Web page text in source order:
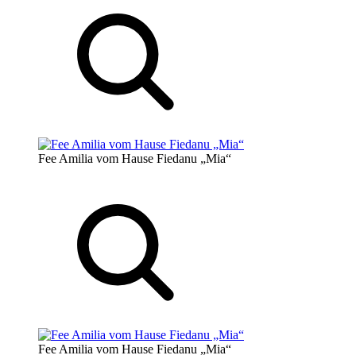
Fee Amilia vom Hause Fiedanu „Mia“
Fee Amilia vom Hause Fiedanu „Mia“